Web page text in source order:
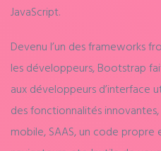
JavaScript.
Devenu l’un des frameworks
les développeurs, Bootstrap
aux développeurs d’interface
des fonctionnalités
mobile, SAAS, un code